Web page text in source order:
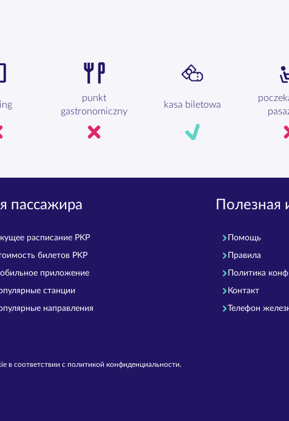
punkt
gastronomiczny
kasa biletowa
пассажира
расписание PKP
билетов PKP
приложение
станции
направления
Полезная
Помощь
Правила
Политика
Контакт
Телефон
соответствии с политикой конфиденциальности.